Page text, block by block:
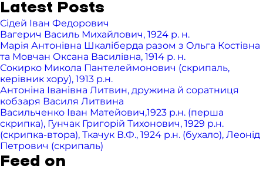
Latest Posts
Сідей Іван Федорович
Вагерич Василь Михайлович, 1924 р. н.
Марія Антонівна Шкаліберда разом з Ольга Костівна
та Мовчан Оксана Василівна, 1914 р. н.
Сокирко Микола Пантелеймонович (скрипаль,
керівник хору), 1913 р.н.
Антоніна Іванівна Литвин, дружина й соратниця
кобзаря Василя Литвина
Васильченко Іван Матейович,1923 р.н. (перша
скрипка), Гунчак Григорій Тихонович, 1929 р.н.
(скрипка-втора), Ткачук В.Ф., 1924 р.н. (бухало), Леонід
Петрович (скрипаль)
Feed on